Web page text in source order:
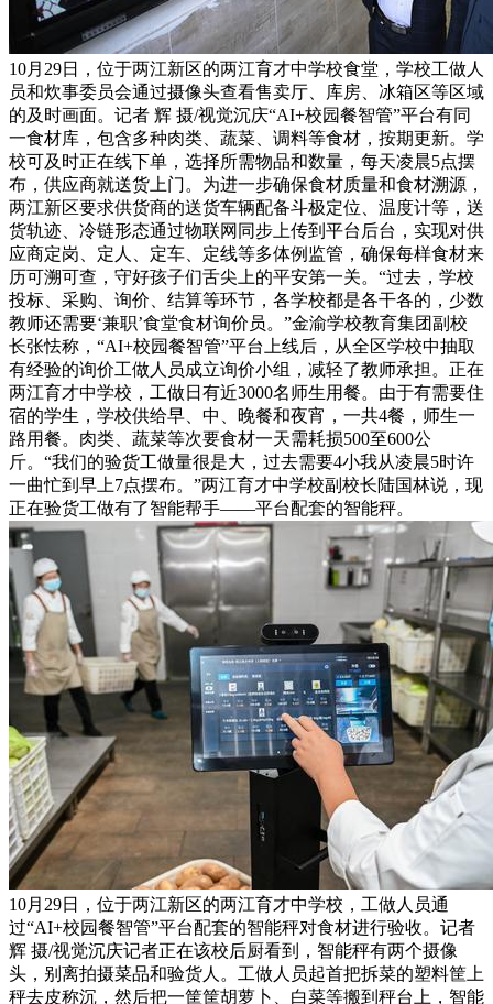
10月29日，位于两江新区的两江育才中学校食堂，学校工做人
员和炊事委员会通过摄像头查看售卖厅、库房、冰箱区等区域
的及时画面。记者 辉 摄/视觉沉庆“AI+校园餐智管”平台有同
一食材库，包含多种肉类、蔬菜、调料等食材，按期更新。学
校可及时正在线下单，选择所需物品和数量，每天凌晨5点摆
布，供应商就送货上门。为进一步确保食材质量和食材溯源，
两江新区要求供货商的送货车辆配备斗极定位、温度计等，送
货轨迹、冷链形态通过物联网同步上传到平台后台，实现对供
应商定岗、定人、定车、定线等多体例监管，确保每样食材来
历可溯可查，守好孩子们舌尖上的平安第一关。“过去，学校
投标、采购、询价、结算等环节，各学校都是各干各的，少数
教师还需要‘兼职’食堂食材询价员。”金渝学校教育集团副校
长张怯称，“AI+校园餐智管”平台上线后，从全区学校中抽取
有经验的询价工做人员成立询价小组，减轻了教师承担。正在
两江育才中学校，工做日有近3000名师生用餐。由于有需要住
宿的学生，学校供给早、中、晚餐和夜宵，一共4餐，师生一
路用餐。肉类、蔬菜等次要食材一天需耗损500至600公
斤。“我们的验货工做量很是大，过去需要4小我从凌晨5时许
一曲忙到早上7点摆布。”两江育才中学校副校长陆国林说，现
正在验货工做有了智能帮手——平台配套的智能秤。
10月29日，位于两江新区的两江育才中学校，工做人员通
过“AI+校园餐智管”平台配套的智能秤对食材进行验收。记者
辉 摄/视觉沉庆记者正在该校后厨看到，智能秤有两个摄像
头，别离拍摄菜品和验货人。工做人员起首把拆菜的塑料筐上
秤去皮称沉，然后把一筐筐胡萝卜、白菜等搬到秤台上，智能